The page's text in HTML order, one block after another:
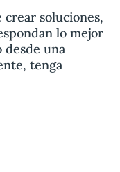
soluciones,
lo mejor
desde una
tenga